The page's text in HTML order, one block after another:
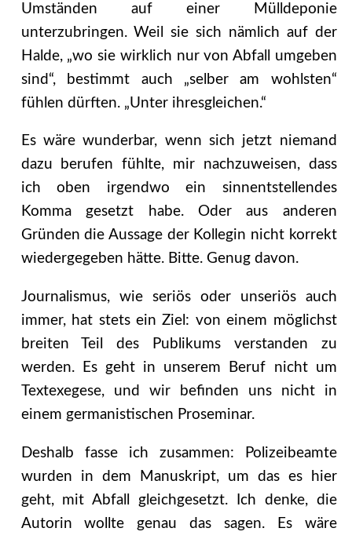
Umständen auf einer Mülldeponie
unterzubringen. Weil sie sich nämlich auf der
Halde, „wo sie wirklich nur von Abfall umgeben
sind“, bestimmt auch „selber am wohlsten“
fühlen dürften. „Unter ihresgleichen.“
Es wäre wunderbar, wenn sich jetzt niemand
dazu berufen fühlte, mir nachzuweisen, dass
ich oben irgendwo ein sinnentstellendes
Komma gesetzt habe. Oder aus anderen
Gründen die Aussage der Kollegin nicht korrekt
wiedergegeben hätte. Bitte. Genug davon.
Journalismus, wie seriös oder unseriös auch
immer, hat stets ein Ziel: von einem möglichst
breiten Teil des Publikums verstanden zu
werden. Es geht in unserem Beruf nicht um
Textexegese, und wir befinden uns nicht in
einem germanistischen Proseminar.
Deshalb fasse ich zusammen: Polizeibeamte
wurden in dem Manuskript, um das es hier
geht, mit Abfall gleichgesetzt. Ich denke, die
Autorin wollte genau das sagen. Es wäre